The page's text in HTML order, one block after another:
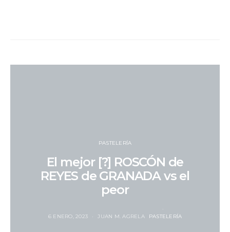
PASTELERÍA
El mejor [?] ROSCÓN de
REYES de GRANADA vs el
peor
6 ENERO, 2023 JUAN M. AGRELA PASTELERÍA